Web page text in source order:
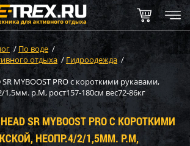
/ По воде /
отдыха / Гидроодежда /
MYBOOST PRO с короткими рукавами,
р.M, рост157-180см вес72-86кг
SR MYBOOST PRO С КОРОТКИМИ
НЕОПР.4/2/1,5ММ. Р.M,